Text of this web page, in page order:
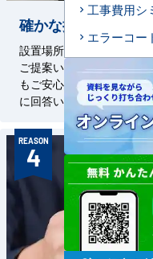
確かな提案力
設置場所に合わせた工事
ご提案いたします。初め
もご安心ください。経験
に回答いたします。
REASON
4
工事費用シ
エラーコー